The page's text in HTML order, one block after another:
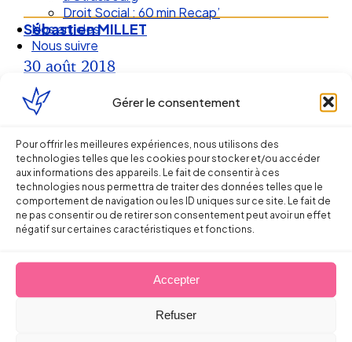
Gérer le consentement
Pour offrir les meilleures expériences, nous utilisons des
technologies telles que les cookies pour stocker et/ou accéder
aux informations des appareils. Le fait de consentir à ces
technologies nous permettra de traiter des données telles que le
comportement de navigation ou les ID uniques sur ce site. Le fait de
ne pas consentir ou de retirer son consentement peut avoir un effet
négatif sur certaines caractéristiques et fonctions.
Accepter
Refuser
Droit Social : 60 min Recap’
Nos articles
Nous suivre
Sébastien MILLET
30 août 2018
Ellipse Avocats